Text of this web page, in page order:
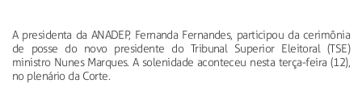
A presidenta da ANADEP, Fernanda Fernandes, participou da cerimônia
de posse do novo presidente do Tribunal Superior Eleitoral (TSE)
ministro Nunes Marques. A solenidade aconteceu nesta terça-feira (12),
no plenário da Corte.